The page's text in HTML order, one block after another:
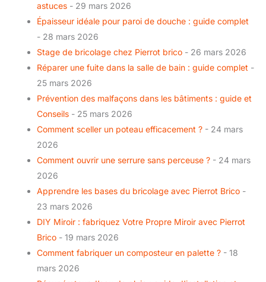
astuces - 29 mars 2026
Épaisseur idéale pour paroi de douche : guide complet
- 28 mars 2026
Stage de bricolage chez Pierrot brico - 26 mars 2026
Réparer une fuite dans la salle de bain : guide complet -
25 mars 2026
Prévention des malfaçons dans les bâtiments : guide et
Conseils - 25 mars 2026
Comment sceller un poteau efficacement ? - 24 mars
2026
Comment ouvrir une serrure sans perceuse ? - 24 mars
2026
Apprendre les bases du bricolage avec Pierrot Brico -
23 mars 2026
DIY Miroir : fabriquez Votre Propre Miroir avec Pierrot
Brico - 19 mars 2026
Comment fabriquer un composteur en palette ? - 18
mars 2026